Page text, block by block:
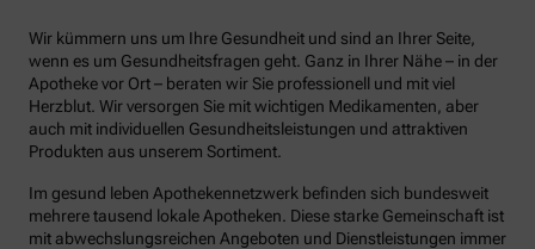
Wir kümmern uns um Ihre Gesundheit und sind an Ihrer Seite,
wenn es um Gesundheitsfragen geht. Ganz in Ihrer Nähe – in der
Apotheke vor Ort – beraten wir Sie professionell und mit viel
Herzblut. Wir versorgen Sie mit wichtigen Medikamenten, aber
auch mit individuellen Gesundheitsleistungen und attraktiven
Produkten aus unserem Sortiment.
Im gesund leben Apothekennetzwerk befinden sich bundesweit
mehrere tausend lokale Apotheken. Diese starke Gemeinschaft ist
mit abwechslungsreichen Angeboten und Dienstleistungen immer